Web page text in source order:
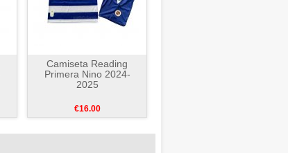
Camiseta Reading
Primera Nino 2024-
2025
€16.00